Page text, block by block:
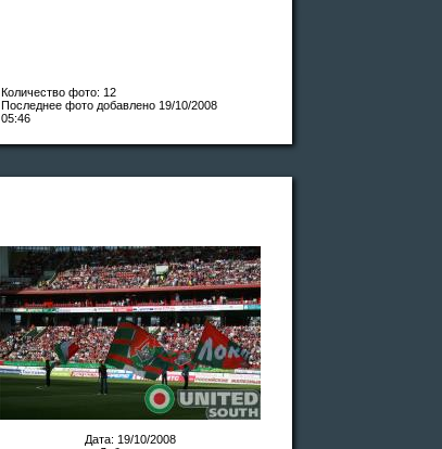
Количество фото: 12
Последнее фото добавлено 19/10/2008
05:46
Дата: 19/10/2008